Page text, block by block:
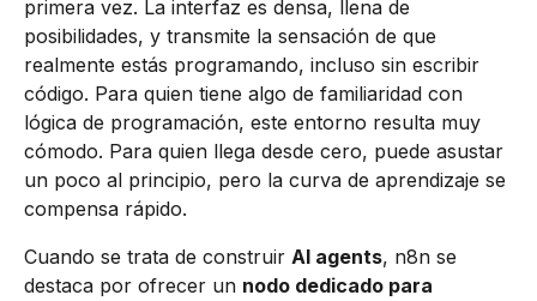
primera vez. La interfaz es densa, llena de
posibilidades, y transmite la sensación de que
realmente estás programando, incluso sin escribir
código. Para quien tiene algo de familiaridad con
lógica de programación, este entorno resulta muy
cómodo. Para quien llega desde cero, puede asustar
un poco al principio, pero la curva de aprendizaje se
compensa rápido.
Cuando se trata de construir AI agents, n8n se
destaca por ofrecer un nodo dedicado para